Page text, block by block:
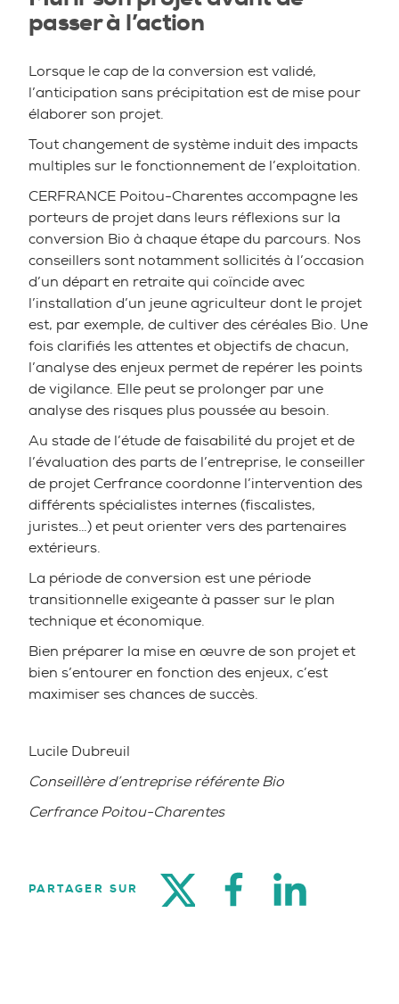
passer à l’action
Lorsque le cap de la conversion est validé,
l’anticipation sans précipitation est de mise pour
élaborer son projet.
Tout changement de système induit des impacts
multiples sur le fonctionnement de l’exploitation.
CERFRANCE Poitou-Charentes accompagne les
porteurs de projet dans leurs réflexions sur la
conversion Bio à chaque étape du parcours. Nos
conseillers sont notamment sollicités à l’occasion
d’un départ en retraite qui coïncide avec
l’installation d’un jeune agriculteur dont le projet
est, par exemple, de cultiver des céréales Bio. Une
fois clarifiés les attentes et objectifs de chacun,
l’analyse des enjeux permet de repérer les points
de vigilance. Elle peut se prolonger par une
analyse des risques plus poussée au besoin.
Au stade de l’étude de faisabilité du projet et de
l’évaluation des parts de l’entreprise, le conseiller
de projet Cerfrance coordonne l’intervention des
différents spécialistes internes (fiscalistes,
juristes…) et peut orienter vers des partenaires
extérieurs.
La période de conversion est une période
transitionnelle exigeante à passer sur le plan
technique et économique.
Bien préparer la mise en œuvre de son projet et
bien s’entourer en fonction des enjeux, c’est
maximiser ses chances de succès.
Lucile Dubreuil
Conseillère d’entreprise référente Bio
Cerfrance Poitou-Charentes
PARTAGER SUR
TWITTER FACEBOOK